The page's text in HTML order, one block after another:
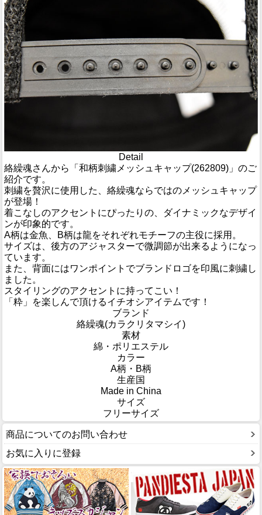
Detail
絡繰魂さんから「和柄刺繍メッシュキャップ(262809)」のご
紹介です。
刺繍を贅沢に使用した、絡繰魂ならではのメッシュキャップ
が登場！
着こなしのアクセントにぴったりの、ダイナミックなデザイ
ンが印象的です。
A柄は金魚、B柄は龍をそれぞれモチーフの主役に採用。
サイズは、後方のアジャスターで微調節が出来るようになっ
ています。
また、背面にはワンポイントでブランドロゴを印風に刺繍し
ました。
スタイリングのアクセントに持ってこい！
「粋」を楽しんで頂けるイチオシアイテムです！
ブランド
絡繰魂(カラクリタマシイ)
素材
綿・ポリエステル
カラー
A柄・B柄
生産国
Made in China
サイズ
フリーサイズ
商品についてのお問い合わせ
お気に入りに登録